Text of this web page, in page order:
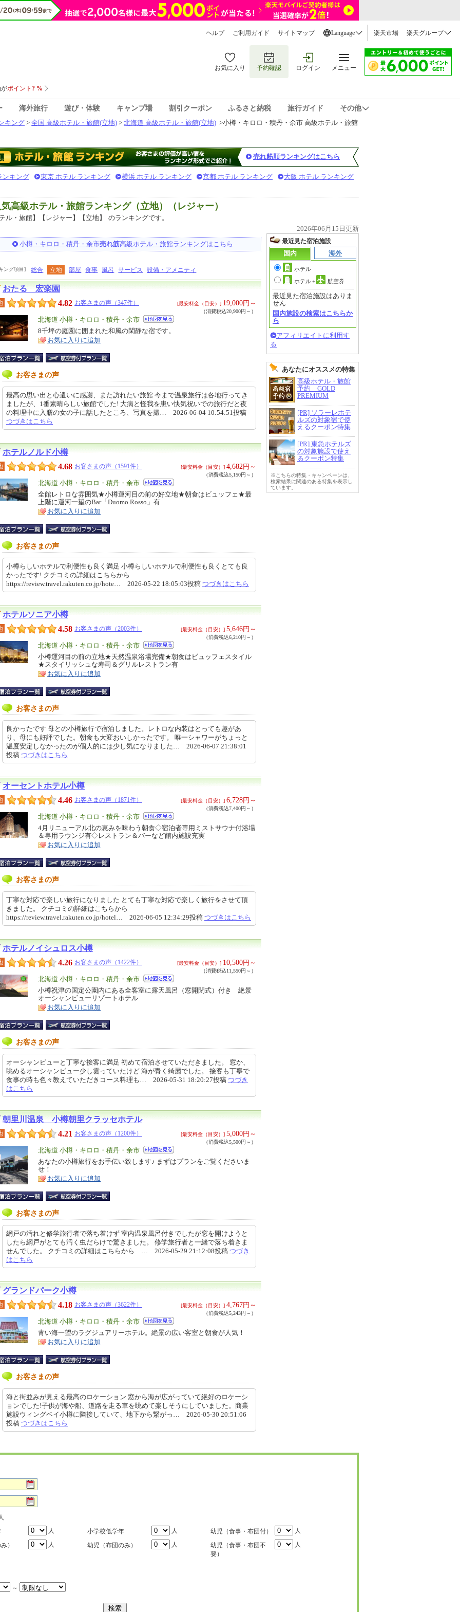
ヘルプ ご利用ガイド サイトマップ Language 楽天市場 楽天グループ
お気に入り 予約確認 ログイン メニュー
海外旅行 遊び・体験 キャンプ場 割引クーポン ふるさと納税 旅行ガイド
その他
キング > 全国 高級ホテル・旅館(立地) > 北海道 高級ホテル・旅館(立地) >小樽・キロロ・積丹・余市 高級ホテル・旅館
売れ筋順ランキングはこちら
ンキング 東京 ホテル ランキング 横浜 ホテル ランキング 京都 ホテル ランキング 大阪 ホテル ランキング
高級ホテル・旅館ランキング（立地）（レジャー）
ル・旅館】【レジャー】【立地】
のランキングです。
2026年06月15日更新
小樽・キロロ・積丹・余市売れ筋高級ホテル・旅館ランキングはこちら
ング項目] 総合 立地 部屋 食事 風呂 サービス 設備・アメニティ
おたる 宏楽園
4.82 お客さまの声（347件） [最安料金（目安）] 19,000円～
（消費税込20,900円～）
エ
リ
ア
北海道 小樽・キロロ・積丹・余市
特
徴
8千坪の庭園に囲まれた和風の閑静な宿です。
お気に入りに追加
お客さまの声
最高の思い出と心遣いに感謝、また訪れたい旅館 今まで温泉旅行は各地行ってき
ましたが、1番素晴らしい旅館でした! 大病と怪我を患い快気祝いでの旅行だと夜
の料理中に入膳の女の子に話したところ、写真を撮… 2026-06-04 10:54:51投稿
つづきはこちら
ホテルノルド小樽
4.68 お客さまの声（1591件） [最安料金（目安）] 4,682 円～
（消費税込5,150円～）
エ
リ
ア
北海道 小樽・キロロ・積丹・余市
特
徴
全館レトロな雰囲気★小樽運河目の前の好立地★朝食はビュッフェ★最
上階に運河一望のBar「Duomo Rosso」有
お気に入りに追加
お客さまの声
小樽らしいホテルで利便性も良く満足 小樽らしいホテルで利便性も良くとても良
かったです! クチコミの詳細はこちらから
https://review.travel.rakuten.co.jp/hote… 2026-05-22 18:05:03投稿 つづきはこちら
ホテルソニア小樽
4.58 お客さまの声（2003件） [最安料金（目安）] 5,646円～
（消費税込6,210円～）
エ
リ
ア
北海道 小樽・キロロ・積丹・余市
特
徴
小樽運河目の前の立地★天然温泉浴場完備★朝食はビュッフェスタイル
★スタイリッシュな寿司＆グリルレストラン有
お気に入りに追加
お客さまの声
良かったです 母との小樽旅行で宿泊しました。レトロな内装はとっても趣があ
り、母にも好評でした。朝食も大変おいしかったです。 唯一シャワーがちょっと
温度安定しなかったのが個人的には少し気になりました… 2026-06-07 21:38:01
投稿 つづきはこちら
オーセントホテル小樽
4.46 お客さまの声（1871件） [最安料金（目安）] 6,728円～
（消費税込7,400円～）
エ
リ
ア
北海道 小樽・キロロ・積丹・余市
特
徴
4月リニューアル北の恵みを味わう朝食◇宿泊者専用ミストサウナ付浴場
＆専用ラウンジ有◇レストラン＆バーなど館内施設充実
お気に入りに追加
お客さまの声
丁寧な対応で楽しい旅行になりました とても丁寧な対応で楽しく旅行をさせて頂
きました。 クチコミの詳細はこちらから
https://review.travel.rakuten.co.jp/hotel… 2026-06-05 12:34:29投稿 つづきはこちら
ホテルノイシュロス小樽
4.26 お客さまの声（1422件） [最安料金（目安）] 10,500円～
（消費税込11,550円～）
エ
リ
ア
北海道 小樽・キロロ・積丹・余市
特
徴
小樽祝津の国定公園内にある全客室に露天風呂（窓開閉式）付き 絶景
オーシャンビューリゾートホテル
お気に入りに追加
お客さまの声
オーシャンビューと丁寧な接客に満足 初めて宿泊させていただきました。 窓か、
眺めるオーシャンビュー少し雲っていたけど 海が青く綺麗でした。 接客も丁寧で
食事の時も色々教えていただきコース料理も… 2026-05-31 18:20:27投稿 つづき
はこちら
朝里川温泉 小樽朝里クラッセホテル
4.21 お客さまの声（1200件） [最安料金（目安）] 5,000円～
（消費税込5,500円～）
エ
リ
ア
北海道 小樽・キロロ・積丹・余市
特
徴
あなたの小樽旅行をお手伝い致します♪ まずはプランをご覧くださいま
せ！
お気に入りに追加
お客さまの声
網戸の汚れと修学旅行者で落ち着けず 室内温泉風呂付きでしたが窓を開けようと
したら網戸がとても汚く虫だらけで驚きました。 修学旅行者と一緒で落ち着きま
せんでした。 クチコミの詳細はこちらから … 2026-05-29 21:12:08投稿 つづき
はこちら
グランドパーク小樽
4.18 お客さまの声（3622件） [最安料金（目安）] 4,767円～
（消費税込5,243円～）
エ
リ
ア
北海道 小樽・キロロ・積丹・余市
特
徴
青い海一望のラグジュアリーホテル。絶景の広い客室と朝食が人気！
お気に入りに追加
お客さまの声
海と街並みが見える最高のロケーション 窓から海が広がっていて絶好のロケーシ
ョンでした!子供が海や船、道路を走る車を眺めて楽しそうにしていました。商業
施設ウィングベイ小樽に隣接していて、地下から繋がっ… 2026-05-30 20:51:06
投稿 つづきはこちら
最近見た宿泊施設
国内
海外
ホテル
ホテル+ 航空券
最近見た宿泊施設はありま
せん
国内施設の検索はこちらか
ら
アフィリエイトに利用す
る
あなたにオススメの特集
高級ホテル・旅館
予約 GOLD
PREMIUM
[PR] ソラーレホテ
ルズの対象宿で使
えるクーポン特集
[PR] 東急ホテルズ
の対象施設で使え
るクーポン特集
※こちらの特集・キャンペーンは、
検索結果に関連のある特集を表示し
ています。
人 小学校低学年 人 幼児（食事・布団付）
人
）
人 幼児（布団のみ） 人
幼児（食事・布団不
要）
人
～